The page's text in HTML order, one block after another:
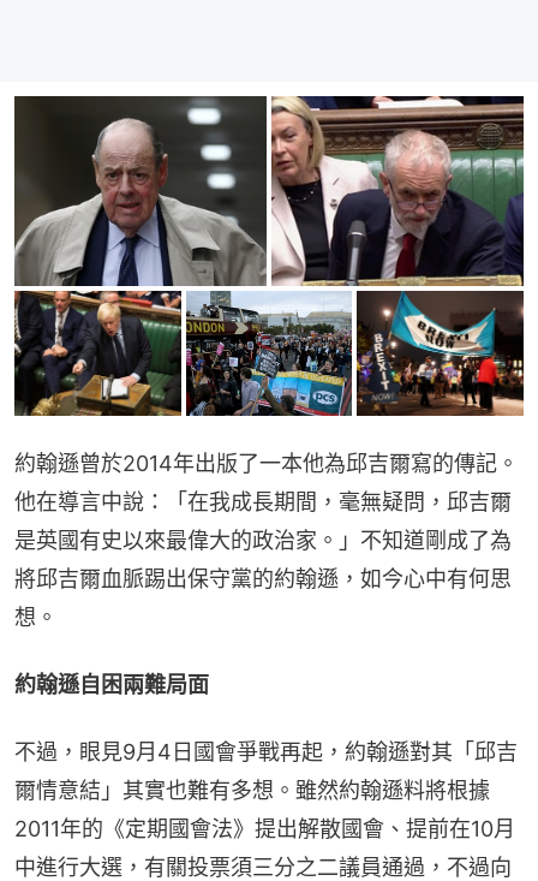
約翰遜曾於2014年出版了一本他為邱吉爾寫的傳記。
他在導言中說：「在我成長期間，毫無疑問，邱吉爾
是英國有史以來最偉大的政治家。」不知道剛成了為
將邱吉爾血脈踢出保守黨的約翰遜，如今心中有何思
想。
約翰遜自困兩難局面
不過，眼見9月4日國會爭戰再起，約翰遜對其「邱吉
爾情意結」其實也難有多想。雖然約翰遜料將根據
2011年的《定期國會法》提出解散國會、提前在10月
中進行大選，有關投票須三分之二議員通過，不過向